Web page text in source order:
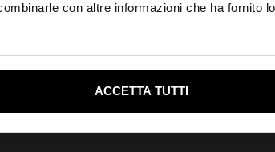
con altre informazioni che ha fornito
ACCETTA TUTTI
sito United States?
in Svizzera Sì, portami su United States